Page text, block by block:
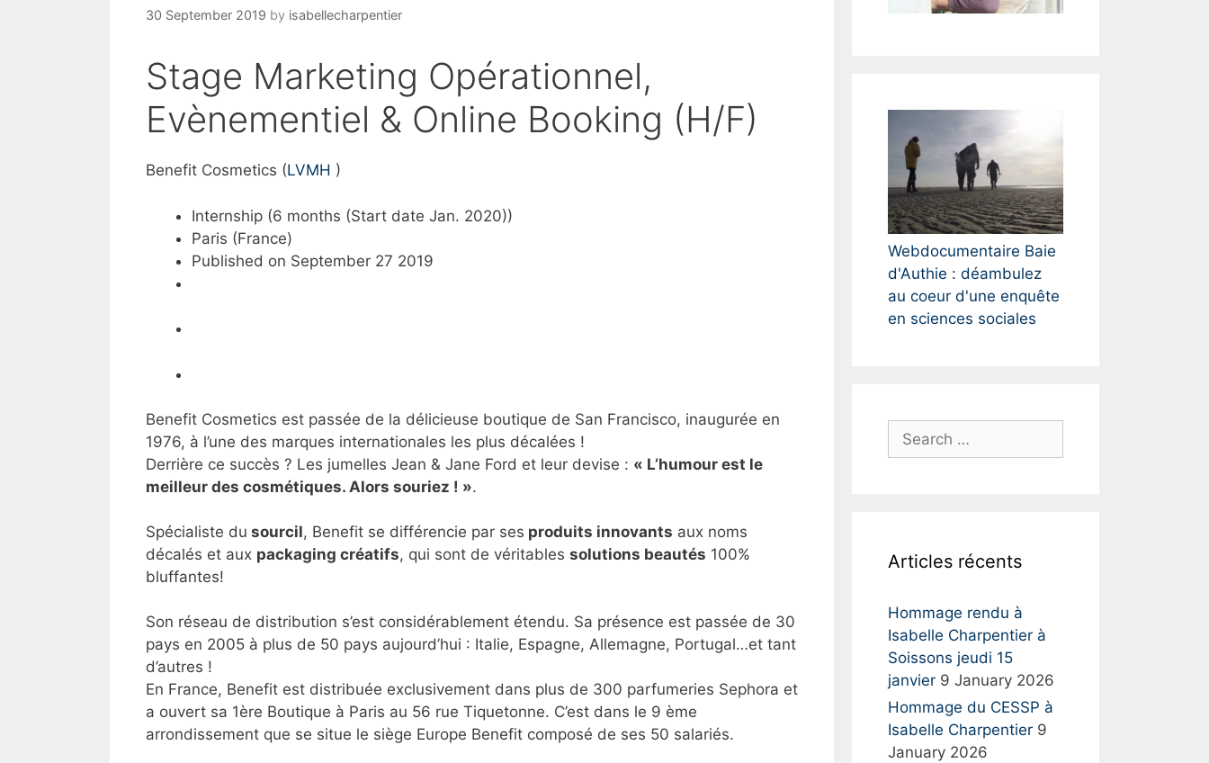
30 September 2019 by isabellecharpentier
Stage Marketing Opérationnel,
Evènementiel & Online Booking (H/F)
Benefit Cosmetics (LVMH )
Internship (6 months (Start date Jan. 2020))
Paris (France)
Published on September 27 2019
Benefit Cosmetics est passée de la délicieuse boutique de San Francisco, inaugurée en
1976, à l’une des marques internationales les plus décalées !
Derrière ce succès ? Les jumelles Jean & Jane Ford et leur devise : « L’humour est le
meilleur des cosmétiques. Alors souriez ! ».
Spécialiste du sourcil, Benefit se différencie par ses produits innovants aux noms
décalés et aux packaging créatifs, qui sont de véritables solutions beautés 100%
bluffantes!
Son réseau de distribution s’est considérablement étendu. Sa présence est passée de 30
pays en 2005 à plus de 50 pays aujourd’hui : Italie, Espagne, Allemagne, Portugal…et tant
d’autres !
En France, Benefit est distribuée exclusivement dans plus de 300 parfumeries Sephora et
a ouvert sa 1ère Boutique à Paris au 56 rue Tiquetonne. C’est dans le 9 ème
arrondissement que se situe le siège Europe Benefit composé de ses 50 salariés.
Webdocumentaire Baie
d'Authie : déambulez
au coeur d'une enquête
en sciences sociales
e
f
r
:
Articles récents
Hommage rendu à
Isabelle Charpentier à
Soissons jeudi 15
janvier 9 January 2026
Hommage du CESSP à
Isabelle Charpentier 9
January 2026